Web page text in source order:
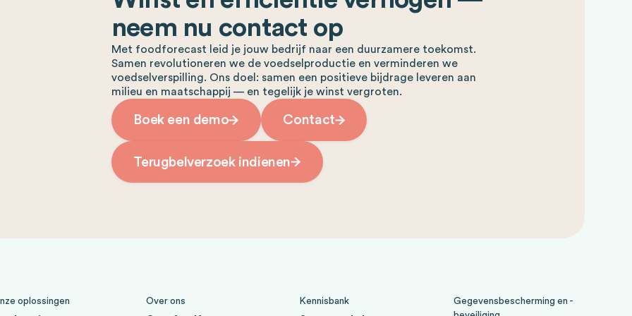
neem nu contact op
Met foodforecast leid je jouw bedrijf naar een duurzamere toekomst.
Samen revolutioneren we de voedselproductie en verminderen we
voedselverspilling. Ons doel: samen een positieve bijdrage leveren aan
milieu en maatschappij — en tegelijk je winst vergroten.
Boek een demo Contact
Terugbelverzoek indienen
oplossingen
Over ons
Kennisbank
Gegevensbescherming en -